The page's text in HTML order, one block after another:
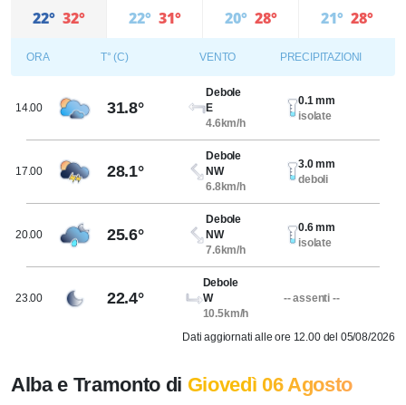
22° 32° 22° 31° 20° 28° 21° 28°
ORA T° (C) VENTO PRECIPITAZIONI
14.00 31.8°
Debole
E
4.6km/h
0.1 mm
isolate
17.00 28.1°
Debole
NW
6.8km/h
3.0 mm
deboli
20.00 25.6°
Debole
NW
7.6km/h
0.6 mm
isolate
23.00 22.4°
Debole
W
10.5km/h
-- assenti --
Dati aggiornati alle ore 12.00 del 05/08/2026
Alba e Tramonto di Giovedì 06 Agosto